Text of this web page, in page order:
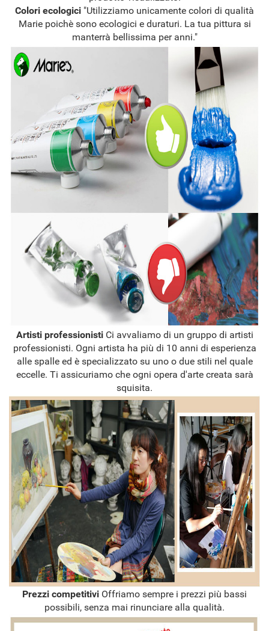
Colori ecologici "Utilizziamo unicamente colori di qualità
Marie poichè sono ecologici e duraturi. La tua pittura si
manterrà bellissima per anni."
Artisti professionisti Ci avvaliamo di un gruppo di artisti
professionisti. Ogni artista ha più di 10 anni di esperienza
alle spalle ed è specializzato su uno o due stili nel quale
eccelle. Ti assicuriamo che ogni opera d'arte creata sarà
squisita.
Prezzi competitivi Offriamo sempre i prezzi più bassi
possibili, senza mai rinunciare alla qualità.